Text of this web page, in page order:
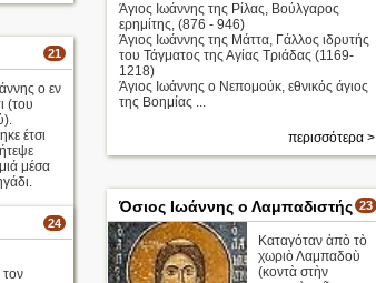
Άγιος Ιωάννης της Ρίλας, Βούλγαρος
ερημίτης, (876 - 946)
Άγιος Ιωάννης της Μάττα, Γάλλος ιδρυτής
του Τάγματος της Αγίας Τριάδας (1169-
1218)
Άγιος Ιωάννης ο Νεπομούκ, εθνικός άγιος
της Βοημίας ...
περισσότερα >
21
ο εν
(του
έτσι
μέσα
>
23
Όσιος Ιωάννης ο Λαμπαδιστής
Καταγόταν ἀπὸ τὸ
χωριὸ Λαμπαδοὺ
(κοντὰ στὴν
24